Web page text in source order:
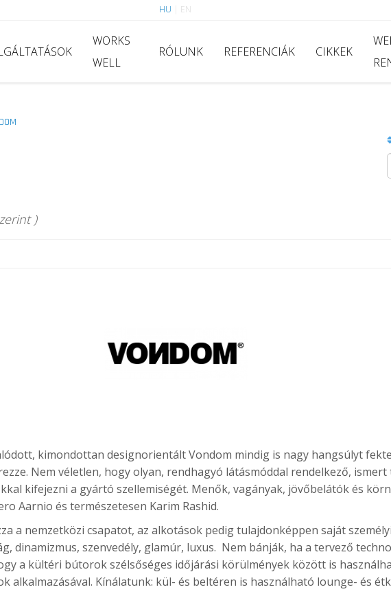
HU EN
WORKS
WELL
RÓLUNK REFERENCIÁK CIKKEK
)
kimondottan designorientált Vondom mindig is nagy hangsúlyt
Nem véletlen, hogy olyan, rendhagyó látásmóddal rendelkező,
kifejezni a gyártó szellemiségét. Menők, vagányak, jövőbelátók és
Aarnio és természetesen Karim Rashid.
a nemzetközi csapatot, az alkotások pedig tulajdonképpen saját
dinamizmus, szenvedély, glamúr, luxus. Nem bánják, ha a tervező
a kültéri bútorok szélsőséges időjárási körülmények között is
alkalmazásával. Kínálatunk: kül- és beltéren is használható lounge- és